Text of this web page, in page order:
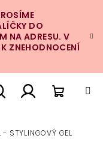
DO
NA ADRESU. V
ZNEHODNOCENÍ
- STYLINGOVÝ GEL